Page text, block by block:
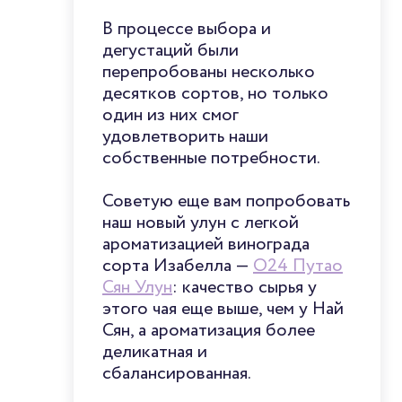
В процессе выбора и
дегустаций были
перепробованы несколько
десятков сортов, но только
один из них смог
удовлетворить наши
собственные потребности.
Советую еще вам попробовать
наш новый улун с легкой
ароматизацией винограда
сорта Изабелла — O24 Путао
Сян Улун: качество сырья у
этого чая еще выше, чем у Най
Сян, а ароматизация более
деликатная и
сбалансированная.